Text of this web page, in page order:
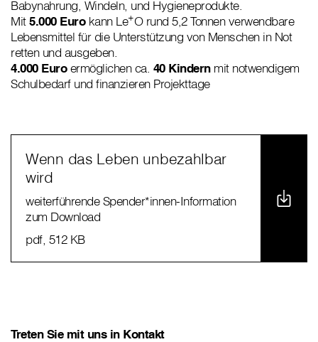
Babynahrung, Windeln, und Hygieneprodukte.
Mit5.000 Eurokann Le+O rund 5,2 Tonnen verwendbare
Lebensmittel für die Unterstützung von Menschen in Not
retten und ausgeben.
4.000 Euroermöglichen ca. 40 Kindern mit notwendigem
Schulbedarf und finanzieren Projekttage
Wenn das Leben unbezahlbar
wird
weiterführende Spender*innen-Information
zum Download
pdf, 512 KB
Treten Sie mit uns in Kontakt